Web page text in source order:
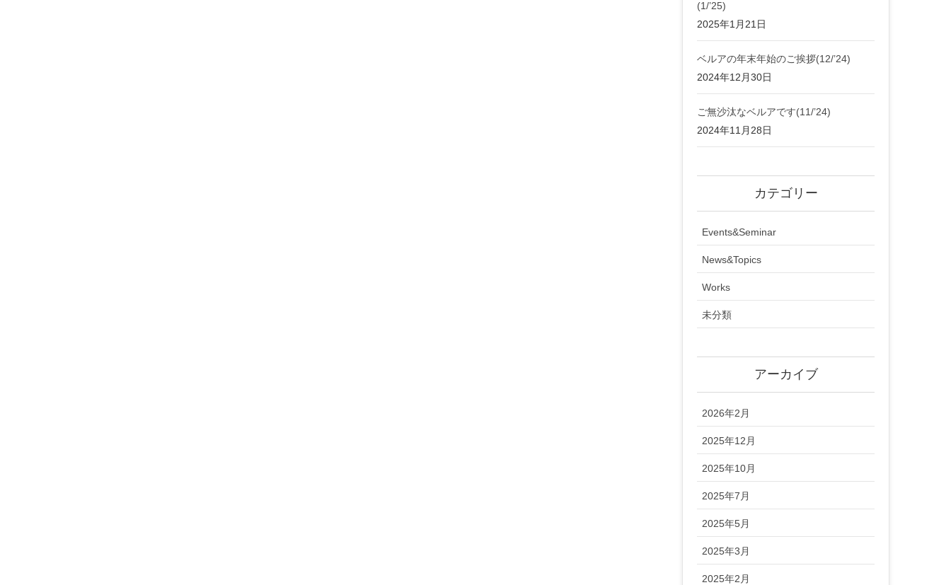
(1/’25)
2025年1月21日
ベルアの年末年始のご挨拶(12/’24)
2024年12月30日
ご無沙汰なベルアです(11/’24)
2024年11月28日
カテゴリー
Events&Seminar
News&Topics
Works
未分類
アーカイブ
2026年2月
2025年12月
2025年10月
2025年7月
2025年5月
2025年3月
2025年2月